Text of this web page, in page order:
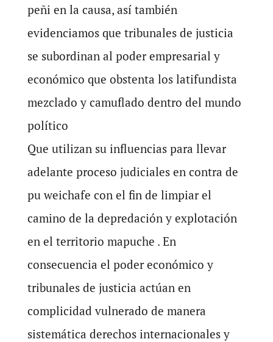
peñi en la causa, así también
evidenciamos que tribunales de justicia
se subordinan al poder empresarial y
económico que obstenta los latifundista
mezclado y camuflado dentro del mundo
político
Que utilizan su influencias para llevar
adelante proceso judiciales en contra de
pu weichafe con el fin de limpiar el
camino de la depredación y explotación
en el territorio mapuche . En
consecuencia el poder económico y
tribunales de justicia actúan en
complicidad vulnerado de manera
sistemática derechos internacionales y